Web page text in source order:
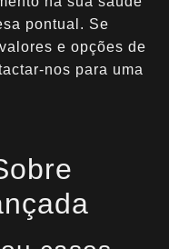
pontual. Se
e opções de
nos para uma